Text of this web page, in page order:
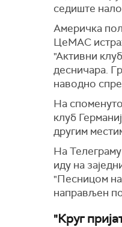
седиште
Америчка
ЦеМАС
"Активни
десничара.
наводно
На
клуб
другим
На
иду на
"Песницом на
направљен
"Круг